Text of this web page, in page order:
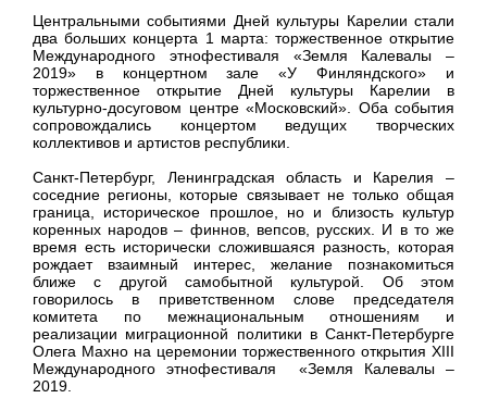
Центральными событиями Дней культуры Карелии стали
два больших концерта 1 марта: торжественное открытие
Международного этнофестиваля «Земля Калевалы –
2019» в концертном зале «У Финляндского» и
торжественное открытие Дней культуры Карелии в
культурно-досуговом центре «Московский». Оба события
сопровождались концертом ведущих творческих
коллективов и артистов республики.
Санкт-Петербург, Ленинградская область и Карелия –
соседние регионы, которые связывает не только общая
граница, историческое прошлое, но и близость культур
коренных народов – финнов, вепсов, русских. И в то же
время есть исторически сложившаяся разность, которая
рождает взаимный интерес, желание познакомиться
ближе с другой самобытной культурой. Об этом
говорилось в приветственном слове председателя
комитета по межнациональным отношениям и
реализации миграционной политики в Санкт-Петербурге
Олега Махно на церемонии торжественного открытия XIII
Международного этнофестиваля «Земля Калевалы –
2019.